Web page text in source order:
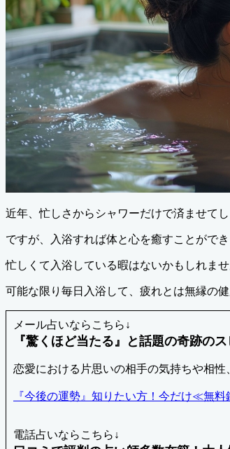
近年、忙しさからシャワーだけで済ませて
ですが、入浴すれば体と心を癒すことがで
忙しくて入浴している暇はないかもしれま
可能な限り毎日入浴して、疲れとは無縁の
メール占いならこちら↓
『驚くほど当たる』と話題の奇跡の
恋愛における片思いの相手の気持ちや相
『今後の運勢』知りたい方！今だけ≪無
電話占いならこちら↓